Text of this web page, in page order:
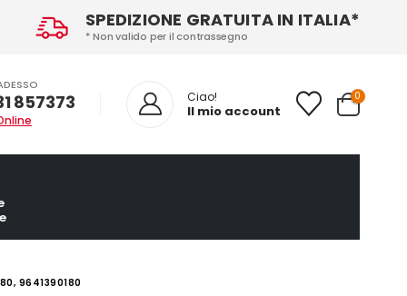
SPEDIZIONE GRATUITA IN ITALIA*
* Non valido per il contrassegno
857373 Ciao!
Il mio account
0
9641390180